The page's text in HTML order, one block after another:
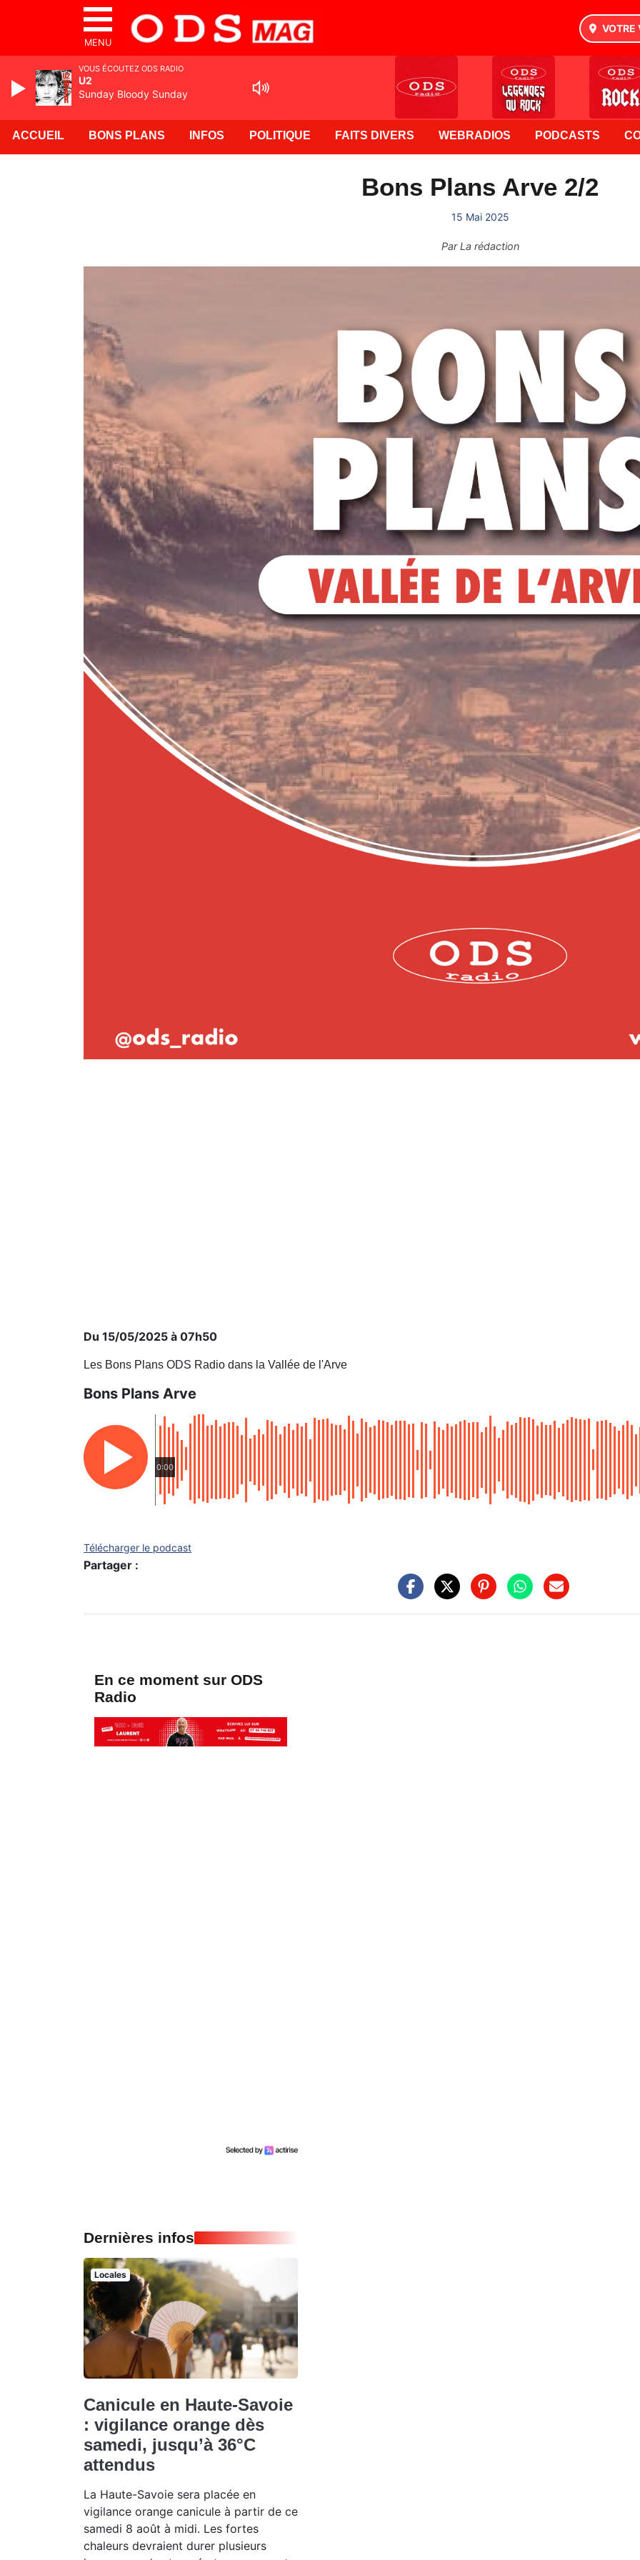
MENU
VOTRE
ACCUEIL BONS PLANS INFOS POLITIQUE FAITS DIVERS WEBRADIOS PODCASTS
Bons Plans Arve 2/2
15 Mai 2025
ParLa rédaction
Du 15/05/2025 à 07h50
Les Bons Plans ODS Radio dans la Vallée de l'Arve
Bons Plans Arve
0:00
Télécharger le podcast
Partager :
En ce moment sur ODS
Radio
Dernières infos
Locales
Canicule en Haute-Savoie
: vigilance orange dès
samedi, jusqu’à 36°C
attendus
La Haute-Savoie sera placée en
vigilance orange canicule à partir de ce
samedi 8 août à midi. Les fortes
chaleurs devraient durer plusieurs
VOUS ÉCOUTEZ ODS RADIO
U2
Sunday Bloody Sunday